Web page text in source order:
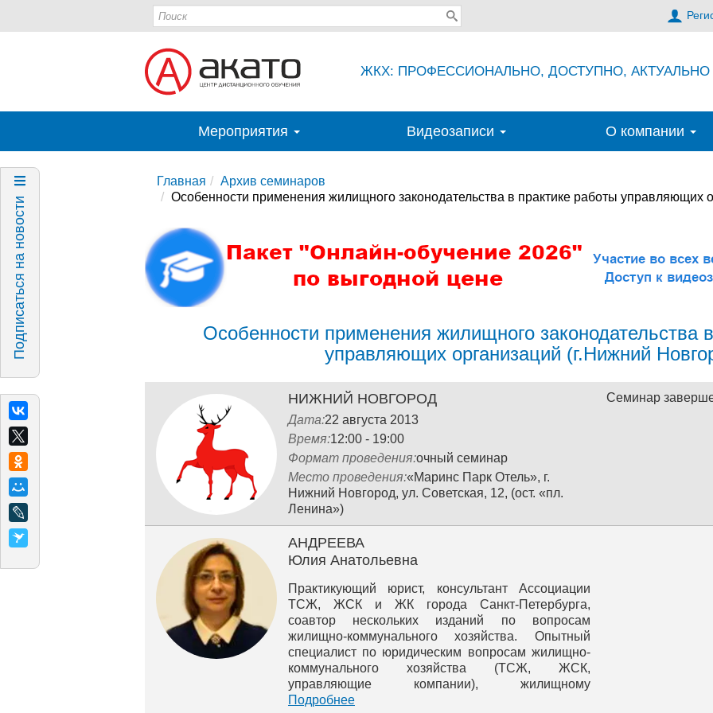
ЖКХ: ПРОФЕССИОНАЛЬНО, ДОСТУПНО, АКТУАЛЬНО
Мероприятия Видеозаписи О компании
Подписаться на новости
Главная
Архив семинаров
Особенности применения жилищного законодательства в практике работы управляющих
Особенности применения жилищного законодательства
управляющих организаций (г.Нижний
НИЖНИЙ НОВГОРОД
Дата:22 августа 2013
Время:12:00 - 19:00
Формат проведения:очный семинар
Место проведения:«Маринс Парк Отель», г.
Нижний Новгород, ул. Советская, 12, (ост. «пл.
Ленина»)
Семинар
АНДРЕЕВА
Юлия Анатольевна
Практикующий юрист, консультант Ассоциации
ТСЖ, ЖСК и ЖК города Санкт‐Петербурга,
соавтор нескольких изданий по вопросам
жилищно‐коммунального хозяйства. Опытный
специалист по юридическим вопросам жилищно-
коммунального хозяйства (ТСЖ, ЖСК,
управляющие компании), жилищному
законодательству РФ.
Подробнее